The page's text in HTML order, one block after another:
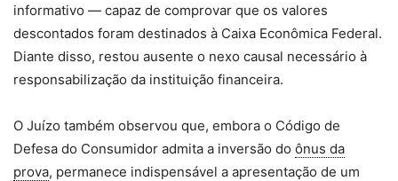
informativo — capaz de comprovar que os valores
descontados foram destinados à Caixa Econômica Federal.
Diante disso, restou ausente o nexo causal necessário à
responsabilização da instituição financeira.
O Juízo também observou que, embora o Código de
Defesa do Consumidor admita a inversão do ônus da
prova, permanece indispensável a apresentação de um